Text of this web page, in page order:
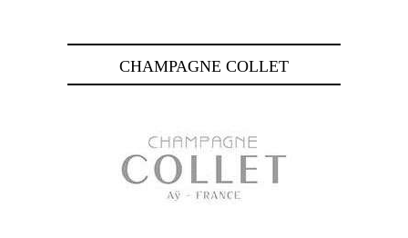
CHAMPAGNE COLLET